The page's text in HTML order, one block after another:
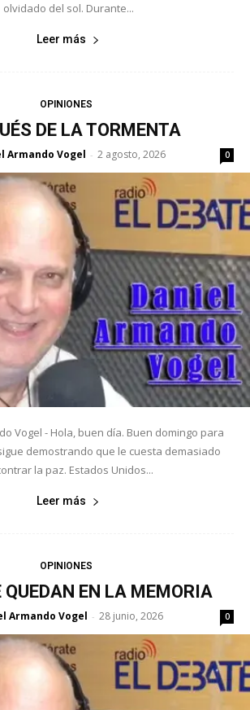
olvidado del sol. Durante...
Leer más
OPINIONES
DE LA TORMENTA
Armando Vogel - 2 agosto, 2026 0
Vogel - Hola, buen día. Buen domingo para
demostrando que le cuesta demasiado
la paz. Estados Unidos...
Leer más
OPINIONES
QUEDAN EN LA MEMORIA
Armando Vogel - 28 junio, 2026 0